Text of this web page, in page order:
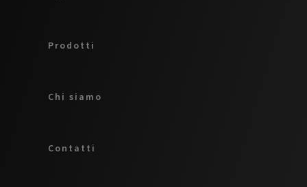
Prodotti
Chi siamo
Contatti